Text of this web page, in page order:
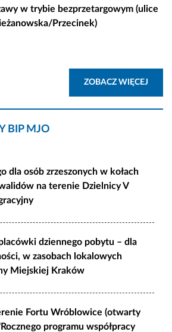
w trybie bezprzetargowym (ulice
Przecinek)
ZOBACZ WIĘCEJ
BIP MJO
dla osób zrzeszonych w kołach
na terenie Dzielnicy V
dziennego pobytu – dla
w zasobach lokalowych
Miejskiej Kraków
Fortu Wróblowice (otwarty
programu współpracy